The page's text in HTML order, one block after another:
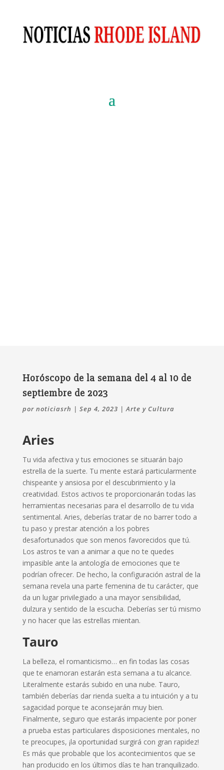
Horóscopo de la semana del 4 al 10 de
septiembre de 2023
por noticiasrh | Sep 4, 2023 |Arte y Cultura
Aries
Tu vida afectiva y tus emociones se situarán bajo
estrella de la suerte. Tu mente estará particularmente
chispeante y ansiosa por el descubrimiento y la
creatividad. Estos activos te proporcionarán todas las
herramientas necesarias para el desarrollo de tu vida
sentimental. Aries, deberías tratar de no barrer todo a
tu paso y prestar atención a los pobres
desafortunados que son menos favorecidos que tú.
Los astros te van a animar a que no te quedes
impasible ante la antología de emociones que te
podrían ofrecer. De hecho, la configuración astral de la
semana revela una parte femenina de tu carácter, que
da un lugar privilegiado a una mayor sensibilidad,
dulzura y sentido de la escucha. Deberías ser tú mismo
y no hacer que las estrellas mientan.
Tauro
La belleza, el romanticismo… en fin todas las cosas
que te enamoran estarán esta semana a tu alcance.
Literalmente estarás subido en una nube. Tauro,
también deberías dar rienda suelta a tu intuición y a tu
sagacidad porque te aconsejarán muy bien.
Finalmente, seguro que estarás impaciente por poner
a prueba estas particulares disposiciones mentales, no
te preocupes, ¡la oportunidad surgirá con gran rapidez!
Es más que probable que los acontecimientos que se
han producido en los últimos días te han tranquilizado.